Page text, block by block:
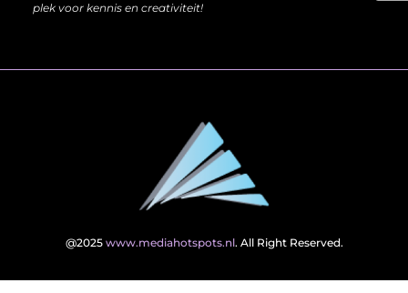
plek voor kennis en creativiteit!
@2025 www.mediahotspots.nl. All Right Reserved.